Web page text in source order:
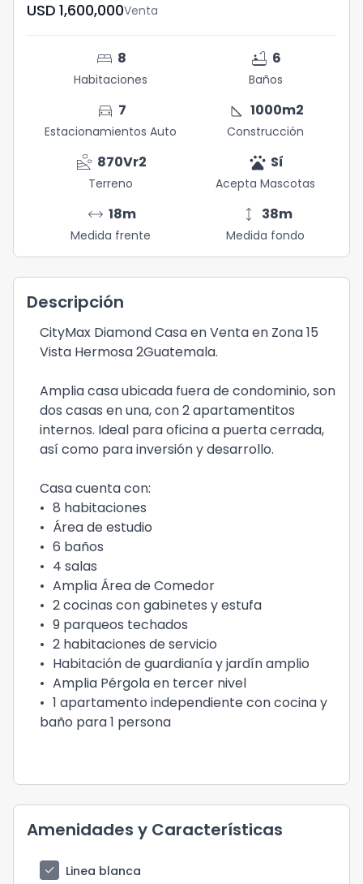
USD	1,600,000Venta
bed 8
Habitaciones
bathtub 6
Baños
directions_car 7
Estacionamientos Auto
square_foot 1000m2
Construcción
landslide 870Vr2
Terreno
pets Sí
Acepta Mascotas
arrow_range 18m
Medida frente
height 38m
Medida fondo
Descripción
CityMax Diamond Casa en Venta en Zona 15
Vista Hermosa 2Guatemala.
Amplia casa ubicada fuera de condominio, son
dos casas en una, con 2 apartamentitos
internos. Ideal para oficina a puerta cerrada,
así como para inversión y desarrollo.
Casa cuenta con:
• 8 habitaciones
• Área de estudio
• 6 baños
• 4 salas
• Amplia Área de Comedor
• 2 cocinas con gabinetes y estufa
• 9 parqueos techados
• 2 habitaciones de servicio
• Habitación de guardianía y jardín amplio
• Amplia Pérgola en tercer nivel
• 1 apartamento independiente con cocina y
baño para 1 persona
Amenidades y Características
check Linea blanca